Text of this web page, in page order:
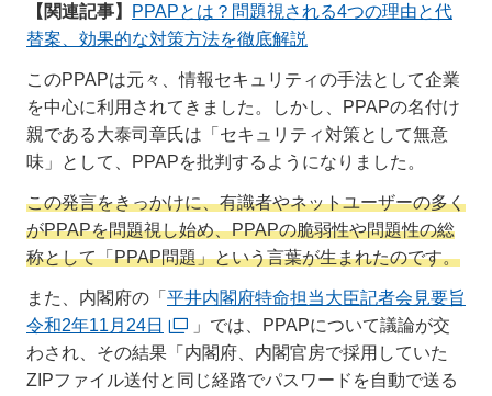
【関連記事】
PPAPとは？問題視される4つの理由と代
替案、効果的な対策方法を徹底解説
このPPAPは元々、情報セキュリティの手法として企業
を中心に利用されてきました。しかし、PPAPの名付け
親である大泰司章氏は「セキュリティ対策として無意
味」として、PPAPを批判するようになりました。
この発言をきっかけに、有識者やネットユーザーの多く
がPPAPを問題視し始め、PPAPの脆弱性や問題性の総
称として「PPAP問題」という言葉が生まれたのです。
また、内閣府の「 平井内閣府特命担当大臣記者会見要旨
令和2年11月24日
」では、PPAPについて議論が交
わされ、その結果「内閣府、内閣官房で採用していた
ZIPファイル送付と同じ経路でパスワードを自動で送る